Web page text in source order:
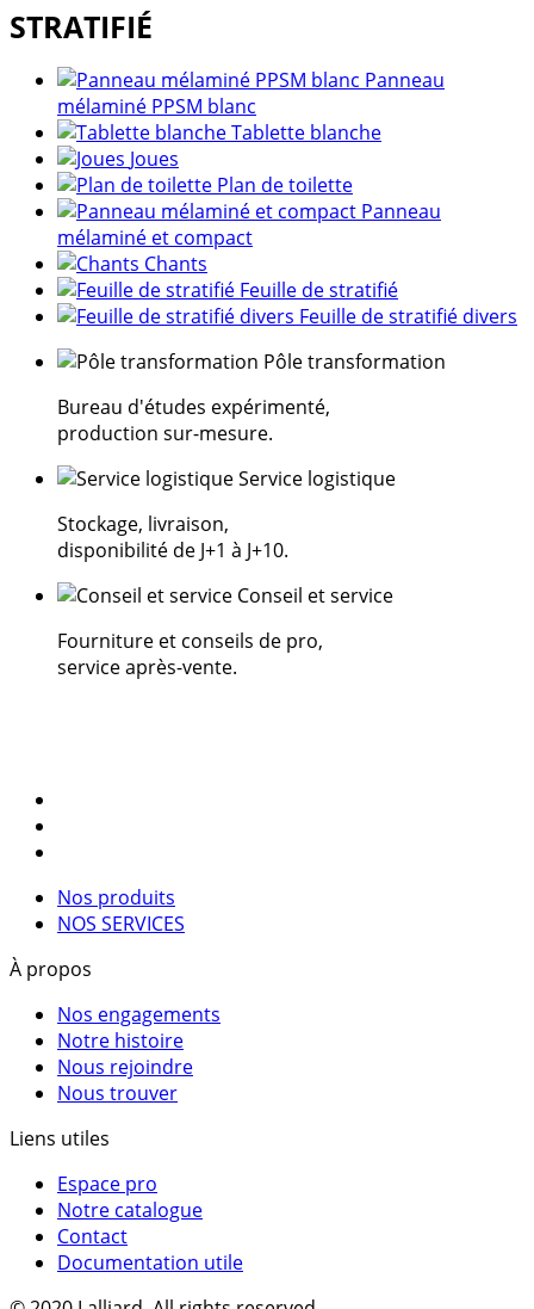
STRATIFIÉ
Panneau
mélaminé PPSM blanc
Tablette blanche
Joues
Plan de toilette
Panneau
mélaminé et compact
Chants
Feuille de stratifié
Feuille de stratifié divers
Pôle transformation
Bureau d'études expérimenté,
production sur-mesure.
Service logistique
Stockage, livraison,
disponibilité de J+1 à J+10.
Conseil et service
Fourniture et conseils de pro,
service après-vente.
Nos produits
NOS SERVICES
À propos
Nos engagements
Notre histoire
Nous rejoindre
Nous trouver
Liens utiles
Espace pro
Notre catalogue
Contact
Documentation utile